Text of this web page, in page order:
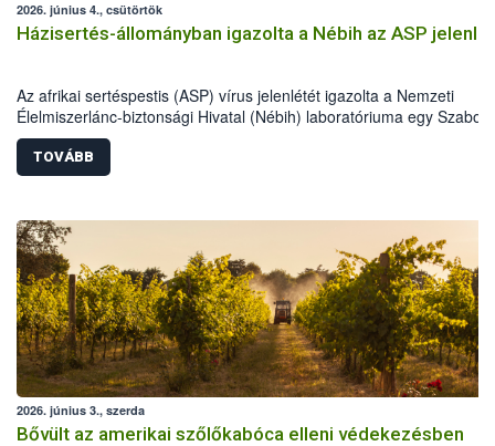
2026. június 4., csütörtök
Házisertés-állományban igazolta a Nébih az ASP
Az afrikai sertéspestis (ASP) vírus jelenlétét igazolta a Nemzeti
Élelmiszerlánc-biztonsági Hivatal (Nébih) laboratóriuma egy
Szatmár-Bereg vármegyei házisertés-állományban. Az országos
főállatorvos azonnali hatósági intézkedéseket rendelt el a betegség
további terjedésének megakadályozása érdekében. Az eset kiemelt
házi sertésekben. A hatóság a sertéstartókat a járványvédelmi
szigorú betartására kéri.
TOVÁBB
2026. június 3., szerda
Bővült az amerikai szőlőkabóca elleni védekezésben